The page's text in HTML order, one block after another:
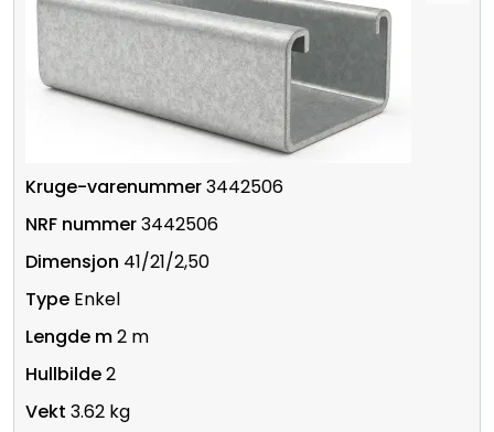
3442506
3442506
41/21/2,50
Enkel
2 m
2
3.62 kg